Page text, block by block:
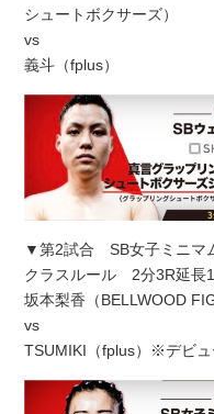
シュートボクサーズ）
vs
義斗（fplus）
▼第2試合 SB女子ミニ
クラスルール 2分3R延長
坂本梨香（BELLWOOD
vs
TSUMIKI（fplus）※デビュ